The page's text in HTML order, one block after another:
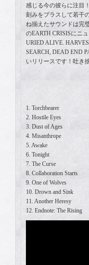
感じる今の彼らに注目
刻みをプラスして若干
ね揃えたサウンドは完
のEARTH CRISISにニ
URIED ALIVE.
SEARCH, DEAD END
いリリースです！吐き
1. Torchbearer
2. Hostile Eyes
3. Dust of Ages
4. Misanthrope
5. Awake
6. Tonight
7. The Curse
8. Collaboration Starts
9. One of Wolves
10. Drown and Sink
11. Another Heresy
12. Endnote: The Rising